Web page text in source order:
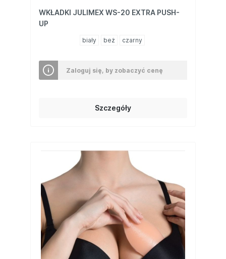
WKŁADKI JULIMEX WS-20 EXTRA PUSH-
UP
biały beż czarny
Zaloguj się, by zobaczyć cenę
Szczegóły